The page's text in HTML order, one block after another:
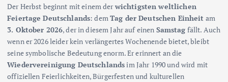
Der Herbst beginnt mit einem derwichtigsten weltlichen
Feiertage Deutschlands: demTag der Deutschen Einheit am
3. Oktober 2026, der in diesem Jahr auf einen Samstag fällt. Auch
wenn er 2026 leider kein verlängertes Wochenende bietet, bleibt
seine symbolische Bedeutung enorm. Er erinnert an die
Wiedervereinigung Deutschlandsim Jahr 1990 und wird mit
offiziellen Feierlichkeiten, Bürgerfesten und kulturellen